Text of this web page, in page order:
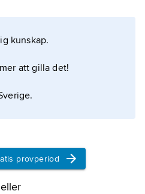
kunskap.
att gilla det!
provperiod
eller